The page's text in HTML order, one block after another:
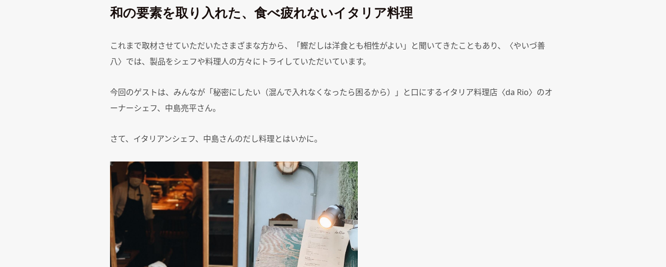
和の要素を取り入れた、食べ疲れないイタリア料理
これまで取材させていただいたさまざまな方から、「鰹だしは洋食とも相性がよい」と聞いてきたこともあり、〈やいづ善
八〉では、製品をシェフや料理人の方々にトライしていただいています。
今回のゲストは、みんなが「秘密にしたい（混んで入れなくなったら困るから）」と口にするイタリア料理店〈da Rio〉のオ
ーナーシェフ、中島亮平さん。
さて、イタリアンシェフ、中島さんのだし料理とはいかに。